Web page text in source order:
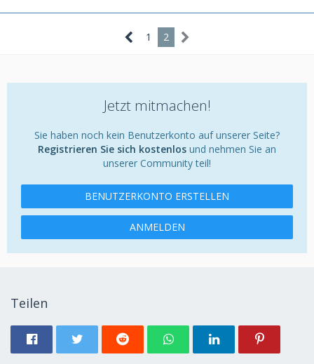
(Rechts zufällig die neueBausatzbatterie 12V/302Ah,
überrascht:
1 2
Jetzt mitmachen!
Sie haben noch kein Benutzerkonto auf unserer Seite?
Registrieren Sie sich kostenlos und nehmen Sie an
unserer Community teil!
BENUTZERKONTO ERSTELLEN
ANMELDEN
Teilen